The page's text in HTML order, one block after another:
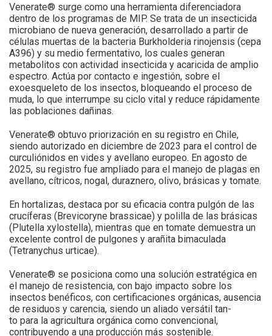
Venerate® surge como una herramienta diferenciadora
dentro de los programas de MIP. Se trata de un insecticida
microbiano de nueva generación, desarrollado a partir de
células muertas de la bacteria Burkholderia rinojensis (cepa
A396) y su medio fermentativo, los cuales generan
metabolitos con actividad insecticida y acaricida de amplio
espectro. Actúa por contacto e ingestión, sobre el
exoesqueleto de los insectos, bloqueando el proceso de
muda, lo que interrumpe su ciclo vital y reduce rápidamente
las poblaciones dañinas.
Venerate® obtuvo priorización en su registro en Chile,
siendo autorizado en diciembre de 2023 para el control de
curculiónidos en vides y avellano europeo. En agosto de
2025, su registro fue ampliado para el manejo de plagas en
avellano, cítricos, nogal, duraznero, olivo, brásicas y tomate.
En hortalizas, destaca por su eficacia contra pulgón de las
crucíferas (Brevicoryne brassicae) y polilla de las brásicas
(Plutella xylostella), mientras que en tomate demuestra un
excelente control de pulgones y arañita bimaculada
(Tetranychus urticae).
Venerate® se posiciona como una solución estratégica en
el manejo de resistencia, con bajo impacto sobre los
insectos benéficos, con certificaciones orgánicas, ausencia
de residuos y carencia, siendo un aliado versátil tan-
to para la agricultura orgánica como convencional,
contribuyendo a una producción más sostenible.